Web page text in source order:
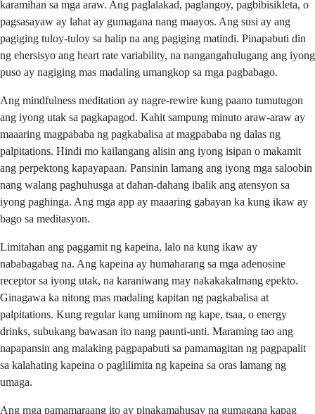
karamihan sa mga araw. Ang paglalakad, paglangoy, pagbibisikleta, o
pagsasayaw ay lahat ay gumagana nang maayos. Ang susi ay ang
pagiging tuloy-tuloy sa halip na ang pagiging matindi. Pinapabuti din
ng ehersisyo ang heart rate variability, na nangangahulugang ang iyong
puso ay nagiging mas madaling umangkop sa mga pagbabago.
Ang mindfulness meditation ay nagre-rewire kung paano tumutugon
ang iyong utak sa pagkapagod. Kahit sampung minuto araw-araw ay
maaaring magpababa ng pagkabalisa at magpababa ng dalas ng
palpitations. Hindi mo kailangang alisin ang iyong isipan o makamit
ang perpektong kapayapaan. Pansinin lamang ang iyong mga saloobin
nang walang paghuhusga at dahan-dahang ibalik ang atensyon sa
iyong paghinga. Ang mga app ay maaaring gabayan ka kung ikaw ay
bago sa meditasyon.
Limitahan ang paggamit ng kapeina, lalo na kung ikaw ay
nababagabag na. Ang kapeina ay humaharang sa mga adenosine
receptor sa iyong utak, na karaniwang may nakakakalmang epekto.
Ginagawa ka nitong mas madaling kapitan ng pagkabalisa at
palpitations. Kung regular kang umiinom ng kape, tsaa, o energy
drinks, subukang bawasan ito nang paunti-unti. Maraming tao ang
napapansin ang malaking pagpapabuti sa pamamagitan ng pagpapalit
sa kalahating kapeina o paglilimita ng kapeina sa oras lamang ng
umaga.
Ang mga pamamaraang ito ay pinakamahusay na gumagana kapag